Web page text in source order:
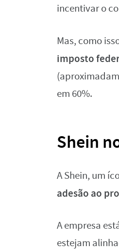
incentivar o
Mas, como
imposto
em 60%.
Shein
A Shein, um
adesão ao
A empresa
estejam